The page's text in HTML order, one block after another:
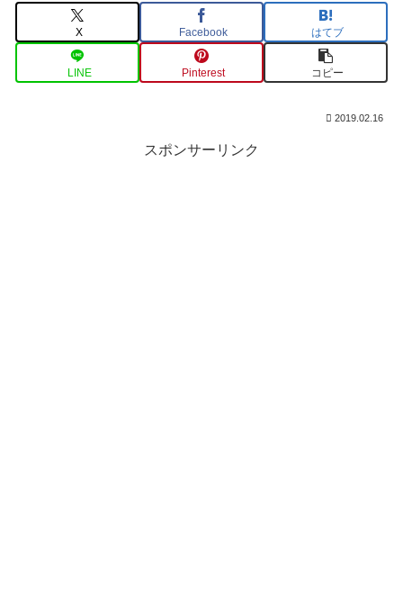
X Facebook はてブ
LINE Pinterest コピー
2019.02.16
スポンサーリンク